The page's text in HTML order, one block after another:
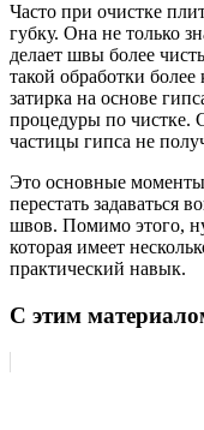
Часто при очистке
губку. Она не только
делает швы более
такой обработки
затирка на основе
процедуры по чистке.
частицы гипса не
Это основные
перестать задаваться
швов. Помимо этого,
которая имеет
практический навык.
С этим